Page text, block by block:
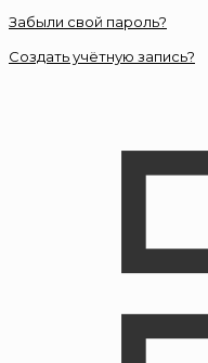
Забыли свой пароль?
Создать учётную запись?